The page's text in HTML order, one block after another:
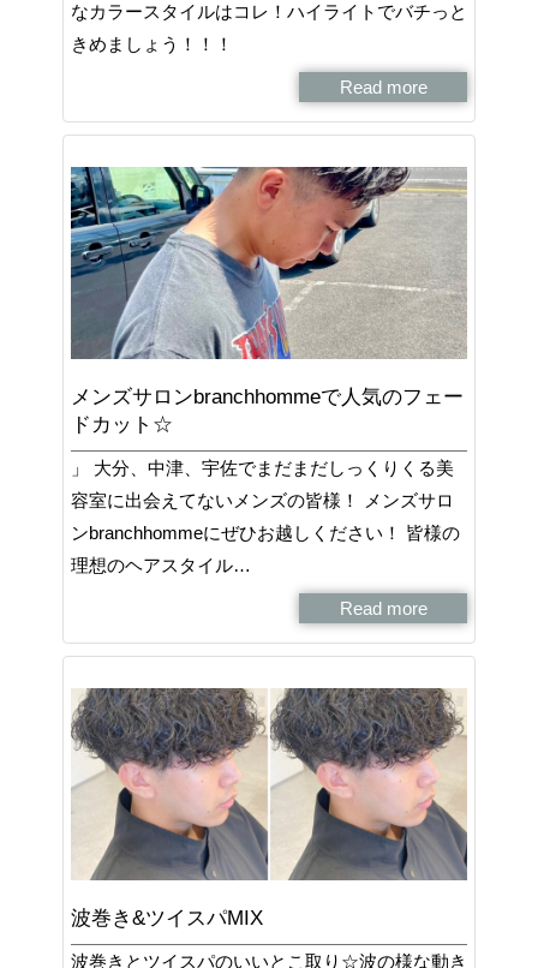
なカラースタイルはコレ！ハイライトでバチっと
きめましょう！！！
Read more
メンズサロンbranchhommeで人気のフェー
ドカット☆
」 大分、中津、宇佐でまだまだしっくりくる美
容室に出会えてないメンズの皆様！ メンズサロ
ンbranchhommeにぜひお越しください！ 皆様の
理想のヘアスタイル…
Read more
波巻き&ツイスパMIX
波巻きとツイスパのいいとこ取り☆波の様な動き